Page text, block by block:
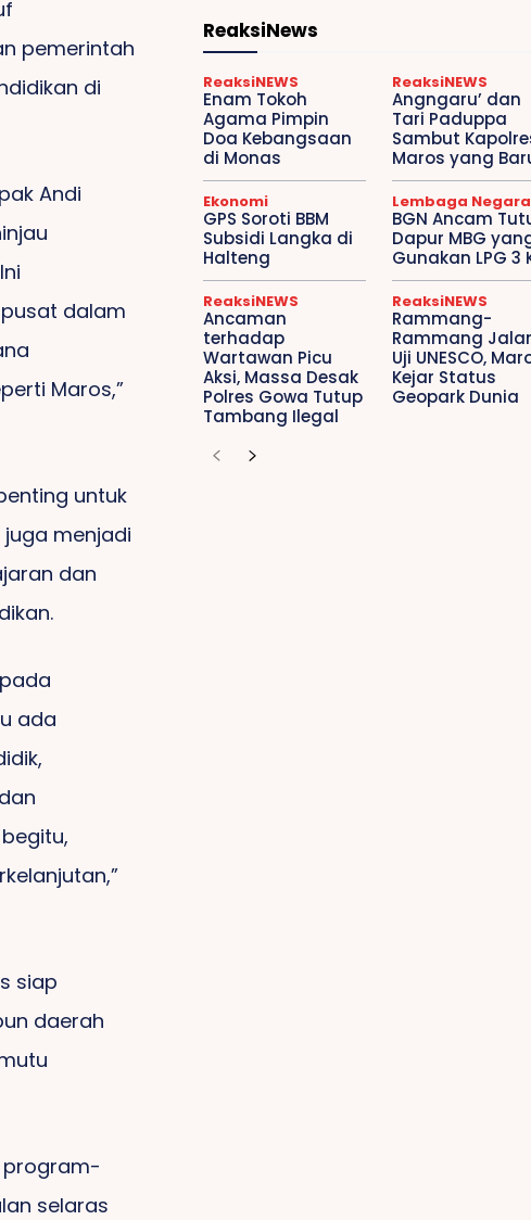
pemerintah
di
Andi
dalam
Maros,”
untuk
menjadi
dan
ada
siap
daerah
program-
selaras
ReaksiNews
ReaksiNEWS
Enam Tokoh
Agama Pimpin
Doa Kebangsaan
di Monas
ReaksiNEWS
Angngaru’ dan
Tari Paduppa
Sambut
Maros yang
Ekonomi
GPS Soroti BBM
Subsidi Langka di
Halteng
Lembaga Negara
BGN Ancam
Dapur MBG
Gunakan LPG 3
ReaksiNEWS
Ancaman
terhadap
Wartawan Picu
Aksi, Massa Desak
Polres Gowa Tutup
Tambang Ilegal
ReaksiNEWS
Rammang-
Rammang
Uji UNESCO,
Kejar Status
Geopark Dunia